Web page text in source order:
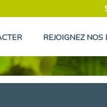
REJOIGNEZ NOS